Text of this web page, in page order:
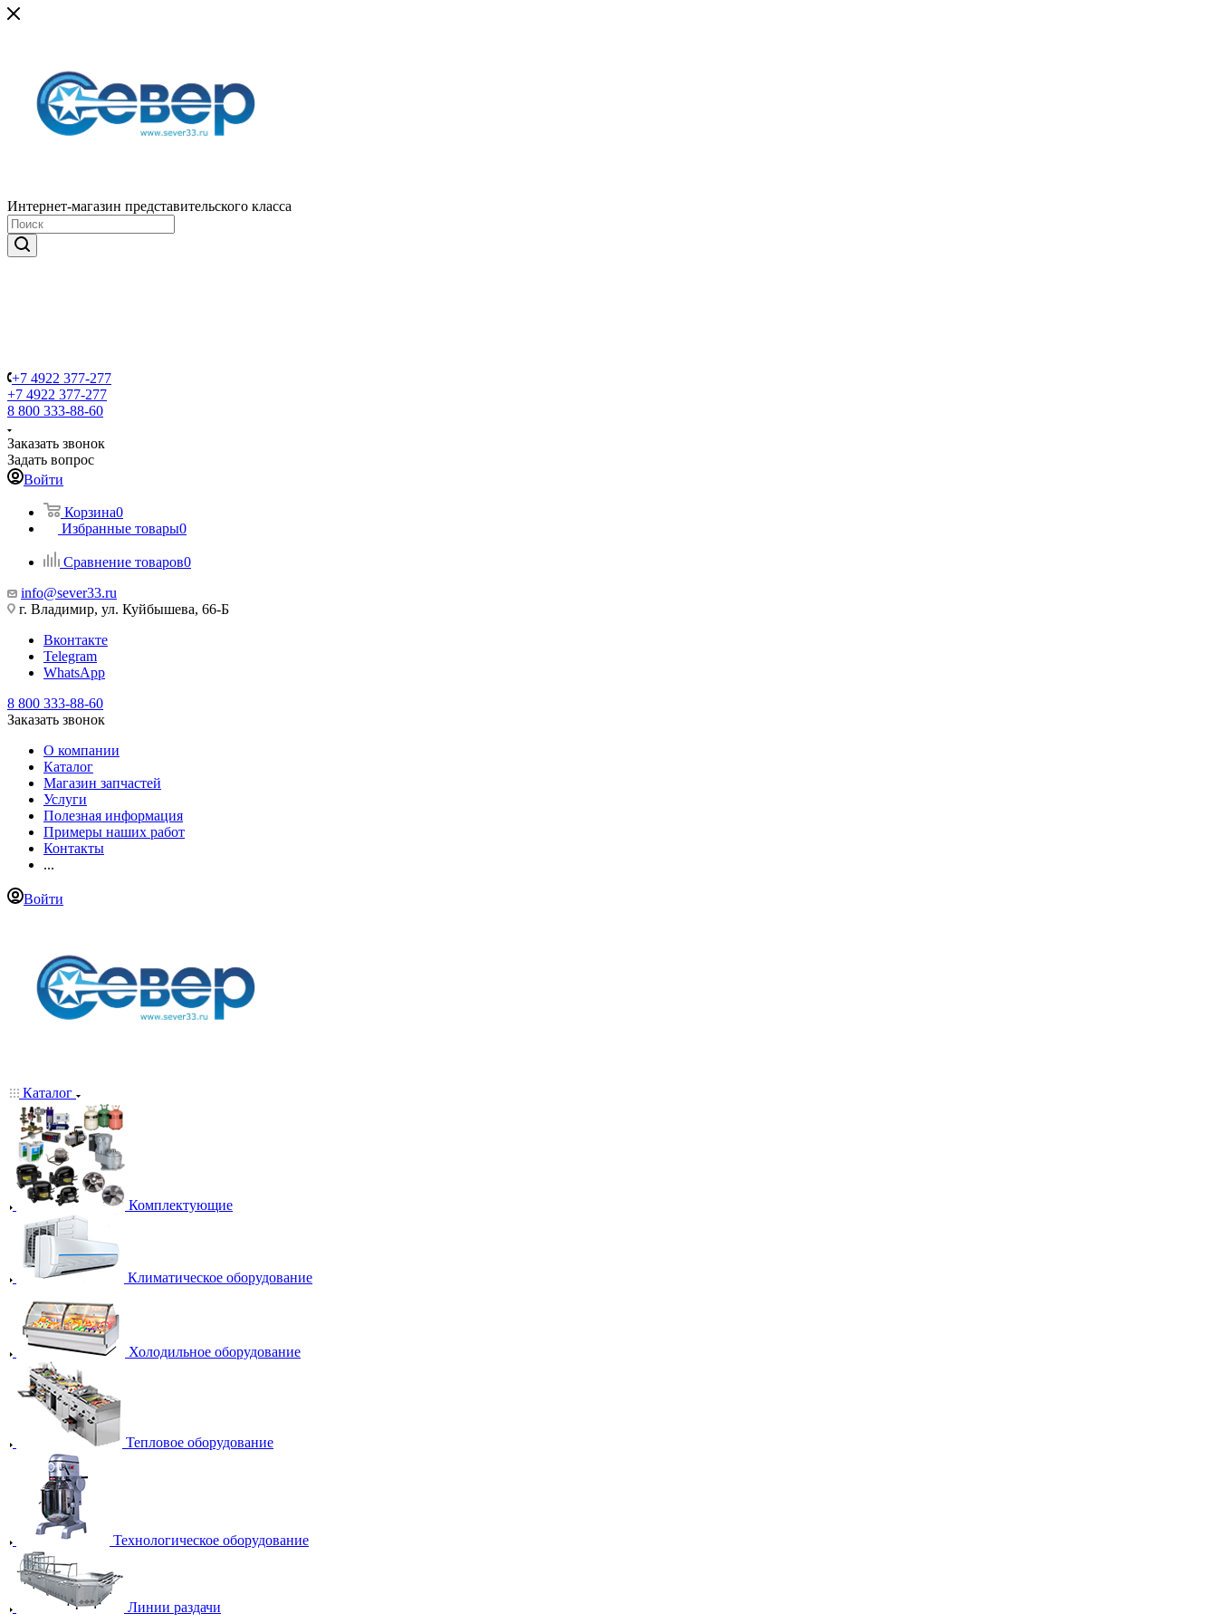
Интернет-магазин представительского класса
+7 4922 377-277
+7 4922 377-277
8 800 333-88-60
Заказать звонок
Задать вопрос
Войти
Корзина0
Избранные товары0
Сравнение товаров0
info@sever33.ru
г. Владимир, ул. Куйбышева, 66-Б
Вконтакте
Telegram
WhatsApp
8 800 333-88-60
Заказать звонок
О компании
Каталог
Магазин запчастей
Услуги
Полезная информация
Примеры наших работ
Контакты
...
Войти
Каталог
Комплектующие
Климатическое оборудование
Холодильное оборудование
Тепловое оборудование
Технологическое оборудование
Линии раздачи